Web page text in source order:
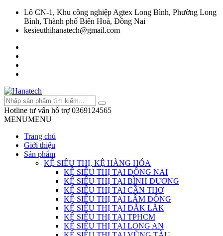
Lô CN-1, Khu công nghiệp Agtex Long Bình, Phường Long
Bình, Thành phố Biên Hoà, Đồng Nai
kesieuthihanatech@gmail.com
Hotline tư vấn hỗ trợ 0369124565
MENUMENU
Trang chủ
Giới thiệu
Sản phẩm
KỆ SIÊU THỊ, KỆ HÀNG HÓA
KỆ SIÊU THỊ TẠI ĐỒNG NAI
KỆ SIÊU THỊ TẠI BÌNH DƯƠNG
KỆ SIÊU THỊ TẠI CẦN THƠ
KỆ SIÊU THỊ TẠI LÂM ĐỒNG
KỆ SIÊU THỊ TẠI ĐẮK LẮK
KỆ SIÊU THỊ TẠI TPHCM
KỆ SIÊU THỊ TẠI LONG AN